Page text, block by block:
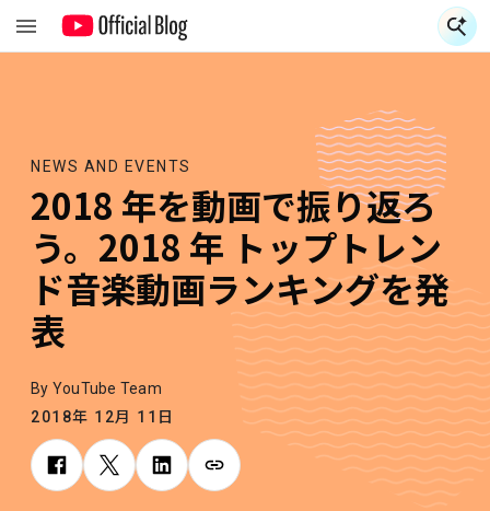
NEWS AND EVENTS
2018 年を動画で振り返ろ
う。2018 年 トップトレン
ド音楽動画ランキングを発
表
By YouTube Team
2018年 12月 11日